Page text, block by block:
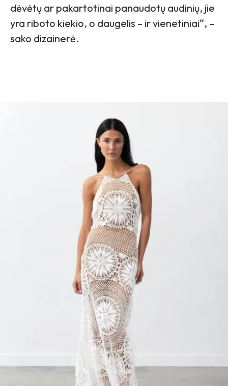
dėvėtų ar pakartotinai panaudotų audinių, jie
yra riboto kiekio, o daugelis – ir vienetiniai“, –
sako dizainerė.